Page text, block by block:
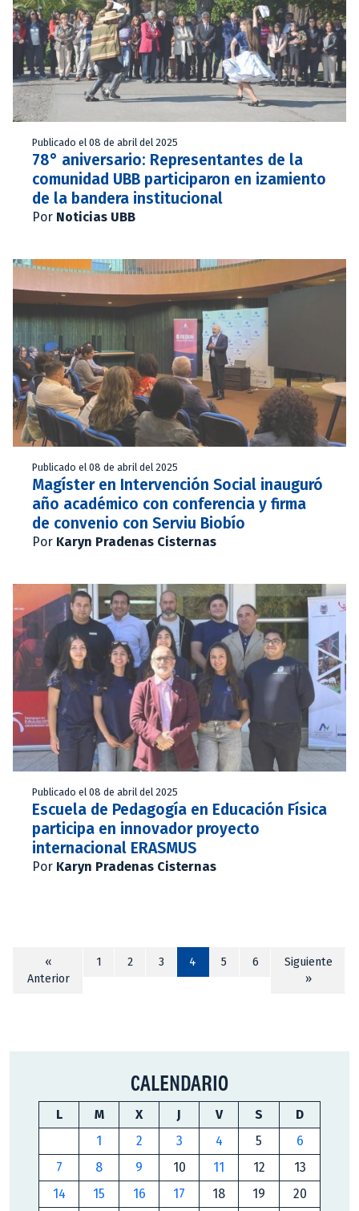
Publicado el 08 de abril del 2025
78° aniversario: Representantes de la
comunidad UBB participaron en izamiento
de la bandera institucional
Por Noticias UBB
Publicado el 08 de abril del 2025
Magíster en Intervención Social inauguró
año académico con conferencia y firma
de convenio con Serviu Biobío
Por Karyn Pradenas Cisternas
Publicado el 08 de abril del 2025
Escuela de Pedagogía en Educación Física
participa en innovador proyecto
internacional ERASMUS
Por Karyn Pradenas Cisternas
«
Anterior
1 2 3 4 5 6
Siguiente
»
CALENDARIO
L M X J V S
D
1
2 3 4 5
6
7
8 9 10 11 12
13
14
15 16 17 18 19
20